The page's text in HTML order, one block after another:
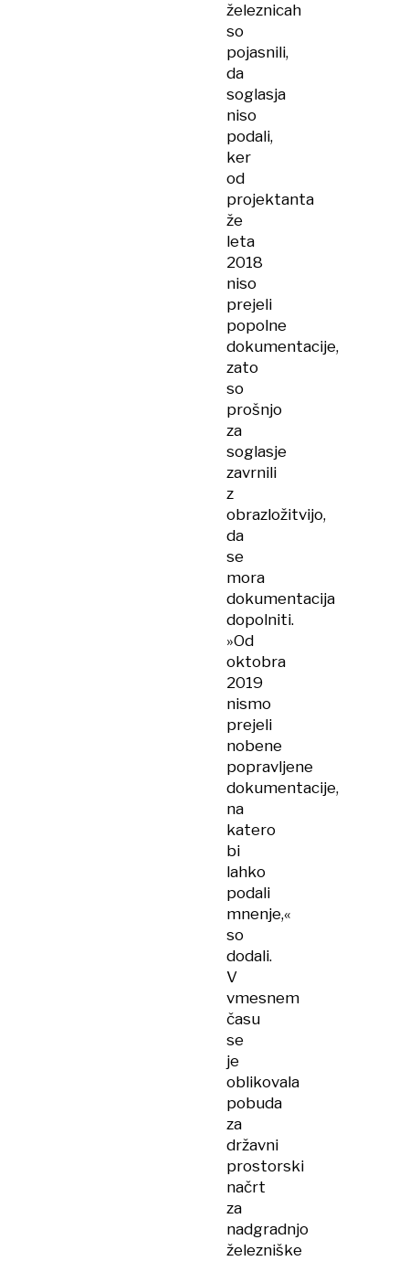
železnicah
so
pojasnili,
da
soglasja
niso
podali,
ker
od
projektanta
že
leta
2018
niso
prejeli
popolne
dokumentacije,
zato
so
prošnjo
za
soglasje
zavrnili
z
obrazložitvijo,
da
se
mora
dokumentacija
dopolniti.
»Od
oktobra
2019
nismo
prejeli
nobene
popravljene
dokumentacije,
na
katero
bi
lahko
podali
mnenje,«
so
dodali.
V
vmesnem
času
se
je
oblikovala
pobuda
za
državni
prostorski
načrt
za
nadgradnjo
železniške